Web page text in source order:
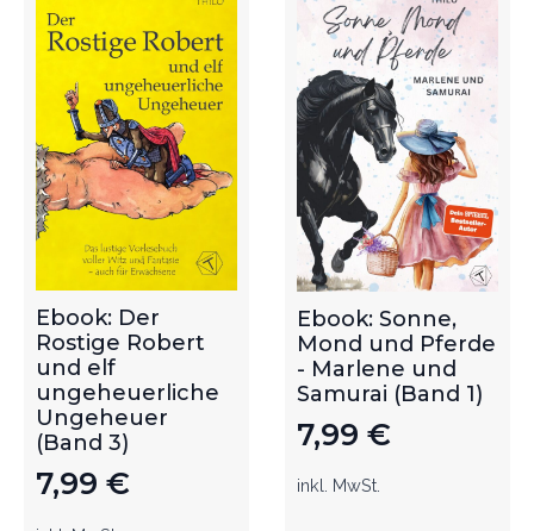
Ebook: Der
Rostige Robert
und elf
ungeheuerliche
Ungeheuer
(Band 3)
7,99 €
Ebook: Sonne,
Mond und Pferde
- Marlene und
Samurai (Band 1)
7,99 €
inkl. MwSt.